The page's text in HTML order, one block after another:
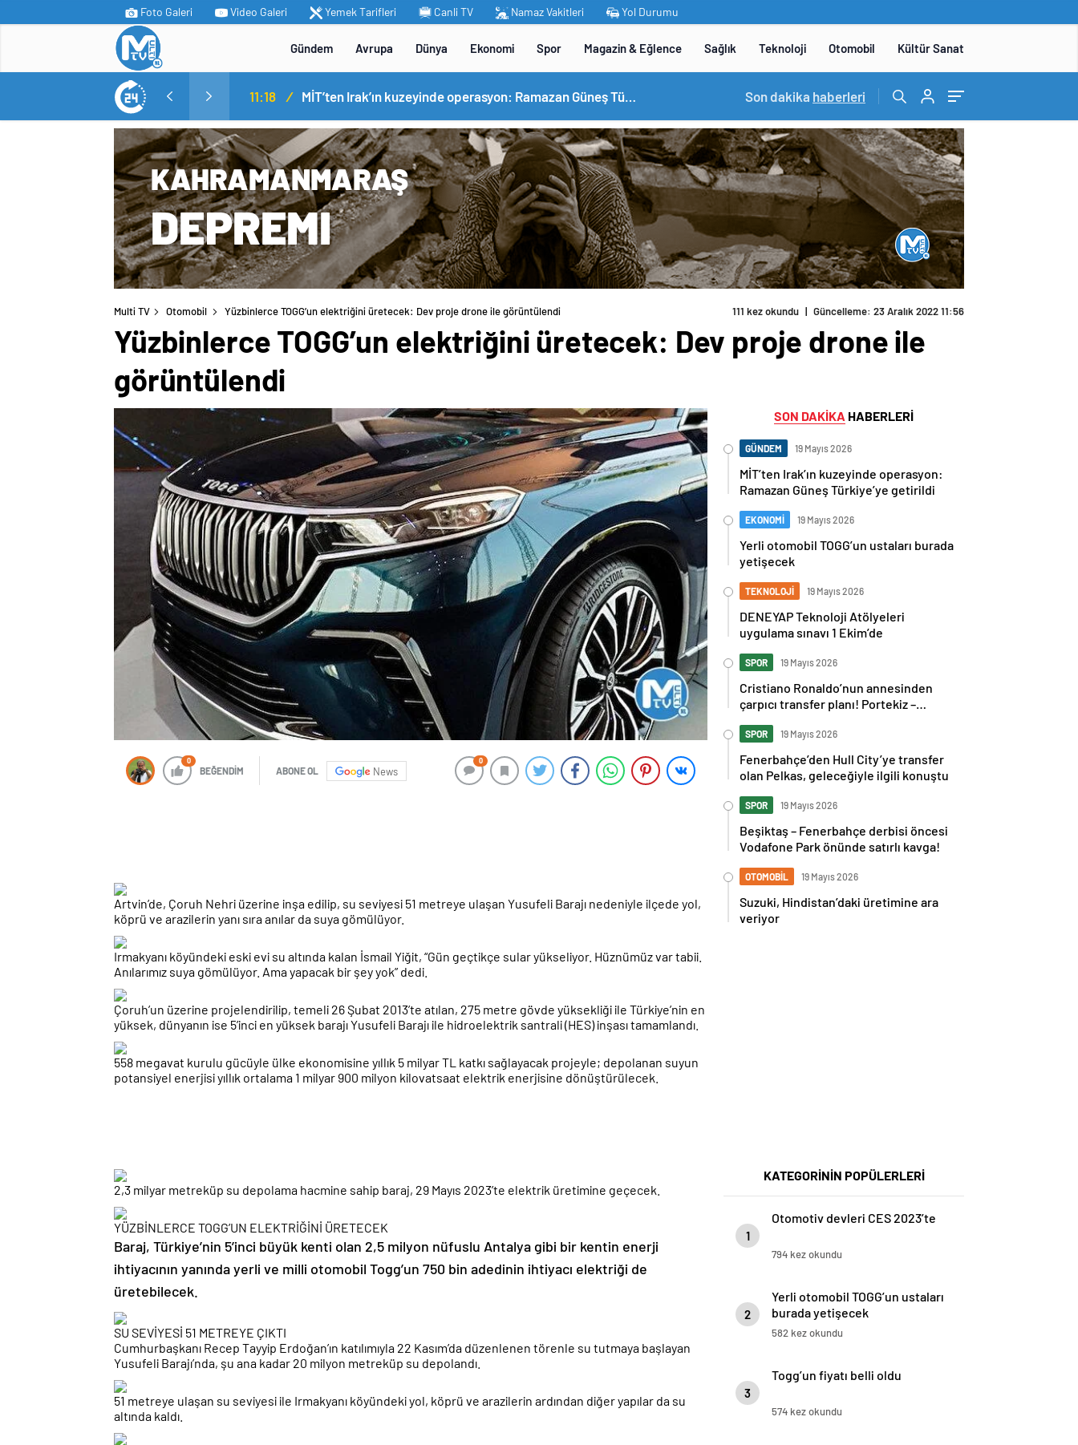
Foto Galeri Video Galeri Yemek Tarifleri Canli TV Namaz Vakitleri Yol Durumu
Gündem Avrupa Dünya Ekonomi Spor Magazin & Eğlence Sağlık Teknoloji Otomobil Kültür Sanat
11:18 / MİT’ten Irak’ın kuzeyinde operasyon: Ramazan Güneş Türkiye’ye getirildi 14:05 / Yerli otomobil TOGG’un ustaları burada yetişecek
Son dakika haberleri
Multi TV Otomobil Yüzbinlerce TOGG’un elektriğini üretecek: Dev proje drone ile görüntülendi 111 kez okundu | Güncelleme: 23 Aralık 2022 11:56
Yüzbinlerce TOGG’un elektriğini üretecek: Dev proje drone ile
görüntülendi
0
BEĞENDİM ABONE OL News
0
Artvin’de, Çoruh Nehri üzerine inşa edilip, su seviyesi 51 metreye ulaşan Yusufeli Barajı nedeniyle ilçede yol,
köprü ve arazilerin yanı sıra anılar da suya gömülüyor.
Irmakyanı köyündeki eski evi su altında kalan İsmail Yiğit, “Gün geçtikçe sular yükseliyor. Hüznümüz var tabii.
Anılarımız suya gömülüyor. Ama yapacak bir şey yok” dedi.
Çoruh’un üzerine projelendirilip, temeli 26 Şubat 2013’te atılan, 275 metre gövde yüksekliği ile Türkiye’nin en
yüksek, dünyanın ise 5’inci en yüksek barajı Yusufeli Barajı ile hidroelektrik santrali (HES) inşası tamamlandı.
558 megavat kurulu gücüyle ülke ekonomisine yıllık 5 milyar TL katkı sağlayacak projeyle; depolanan suyun
potansiyel enerjisi yıllık ortalama 1 milyar 900 milyon kilovatsaat elektrik enerjisine dönüştürülecek.
2,3 milyar metreküp su depolama hacmine sahip baraj, 29 Mayıs 2023’te elektrik üretimine geçecek.
YÜZBİNLERCE TOGG’UN ELEKTRİĞİNİ ÜRETECEK
Baraj, Türkiye’nin 5’inci büyük kenti olan 2,5 milyon nüfuslu Antalya gibi bir kentin enerji
ihtiyacının yanında yerli ve milli otomobil Togg’un 750 bin adedinin ihtiyacı elektriği de
üretebilecek.
SU SEVİYESİ 51 METREYE ÇIKTI
Cumhurbaşkanı Recep Tayyip Erdoğan’ın katılımıyla 22 Kasım’da düzenlenen törenle su tutmaya başlayan
Yusufeli Barajı’nda, şu ana kadar 20 milyon metreküp su depolandı.
51 metreye ulaşan su seviyesi ile Irmakyanı köyündeki yol, köprü ve arazilerin ardından diğer yapılar da su
altında kaldı.
SON DAKİKA HABERLERİ
GÜNDEM 19 Mayıs 2026
MİT’ten Irak’ın kuzeyinde operasyon:
Ramazan Güneş Türkiye’ye getirildi
EKONOMİ 19 Mayıs 2026
Yerli otomobil TOGG’un ustaları burada
yetişecek
TEKNOLOJİ 19 Mayıs 2026
DENEYAP Teknoloji Atölyeleri
uygulama sınavı 1 Ekim’de
SPOR 19 Mayıs 2026
Cristiano Ronaldo’nun annesinden
çarpıcı transfer planı! Portekiz –
kardeşinden sert cevap
SPOR 19 Mayıs 2026
Fenerbahçe’den Hull City’ye transfer
olan Pelkas, geleceğiyle ilgili konuştu
SPOR 19 Mayıs 2026
Beşiktaş – Fenerbahçe derbisi öncesi
Vodafone Park önünde satırlı kavga!
OTOMOBİL 19 Mayıs 2026
Suzuki, Hindistan’daki üretimine ara
veriyor
KATEGORİNİN POPÜLERLERİ
1
Otomotiv devleri CES 2023’te
794 kez okundu
2
Yerli otomobil TOGG’un ustaları
burada yetişecek
582 kez okundu
3
Togg’un fiyatı belli oldu
574 kez okundu